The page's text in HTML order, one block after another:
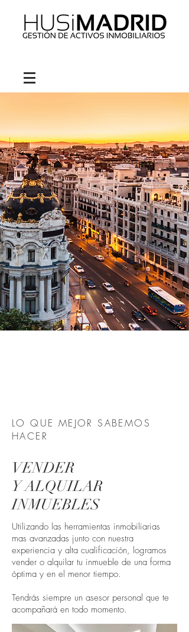
LO QUE MEJOR SABEMOS
HACER
VENDER
Y ALQUILAR
INMUEBLES
Utilizando las herramientas inmobiliarias
mas avanzadas junto con nuestra
experiencia y alta cualificación, logramos
vender o alquilar tu inmueble de una forma
óptima y en el menor tiempo.
Tendrás siempre un asesor personal que te
acompañará en todo momento.